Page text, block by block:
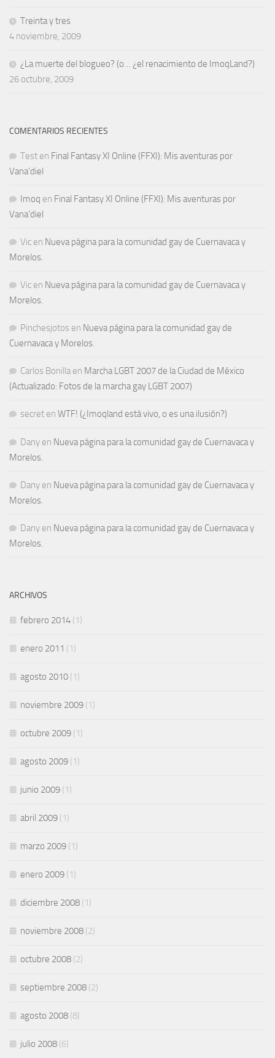
Treinta y tres
4 noviembre, 2009
¿La muerte del blogueo? (o… ¿el renacimiento de ImoqLand?)
26 octubre, 2009
COMENTARIOS RECIENTES
Test en Final Fantasy XI Online (FFXI): Mis aventuras por
Vana’diel
Imoq en Final Fantasy XI Online (FFXI): Mis aventuras por
Vana’diel
Vic en Nueva página para la comunidad gay de Cuernavaca y
Morelos.
Vic en Nueva página para la comunidad gay de Cuernavaca y
Morelos.
Pinchesjotos en Nueva página para la comunidad gay de
Cuernavaca y Morelos.
Carlos Bonilla en Marcha LGBT 2007 de la Ciudad de México
(Actualizado: Fotos de la marcha gay LGBT 2007)
secret en WTF! (¿Imoqland está vivo, o es una ilusión?)
Dany en Nueva página para la comunidad gay de Cuernavaca y
Morelos.
Dany en Nueva página para la comunidad gay de Cuernavaca y
Morelos.
Dany en Nueva página para la comunidad gay de Cuernavaca y
Morelos.
ARCHIVOS
febrero 2014 (1)
enero 2011 (1)
agosto 2010 (1)
noviembre 2009 (1)
octubre 2009 (1)
agosto 2009 (1)
junio 2009 (1)
abril 2009 (1)
marzo 2009 (1)
enero 2009 (1)
diciembre 2008 (1)
noviembre 2008 (2)
octubre 2008 (2)
septiembre 2008 (2)
agosto 2008 (8)
julio 2008 (6)